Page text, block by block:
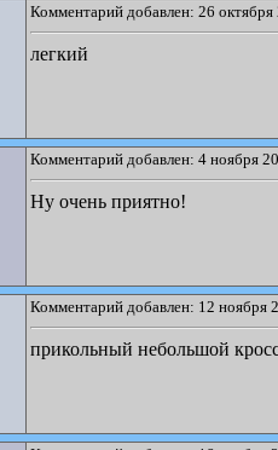
Комментарий добавлен: 26
легкий
Комментарий добавлен: 4 ноября
Ну очень приятно!
Комментарий добавлен: 12 ноября
прикольный небольшой